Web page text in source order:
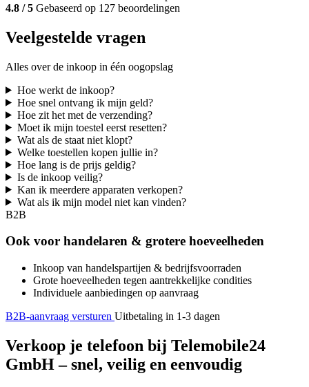
4.8 / 5 Gebaseerd op 127 beoordelingen
Veelgestelde vragen
Alles over de inkoop in één oogopslag
Hoe werkt de inkoop?
Hoe snel ontvang ik mijn geld?
Hoe zit het met de verzending?
Moet ik mijn toestel eerst resetten?
Wat als de staat niet klopt?
Welke toestellen kopen jullie in?
Hoe lang is de prijs geldig?
Is de inkoop veilig?
Kan ik meerdere apparaten verkopen?
Wat als ik mijn model niet kan vinden?
B2B
Ook voor handelaren & grotere hoeveelheden
Inkoop van handelspartijen & bedrijfsvoorraden
Grote hoeveelheden tegen aantrekkelijke condities
Individuele aanbiedingen op aanvraag
B2B-aanvraag versturen Uitbetaling in 1-3 dagen
Verkoop je telefoon bij Telemobile24
GmbH – snel, veilig en eenvoudig